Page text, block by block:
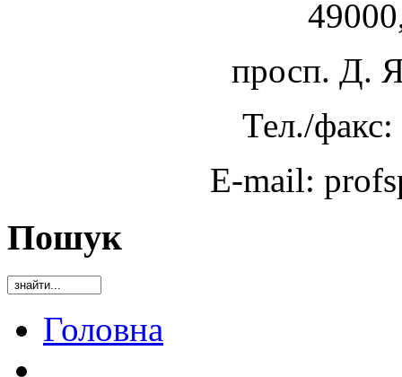
просп. Д.
Тел./
E-mail:
Пошук
Головна